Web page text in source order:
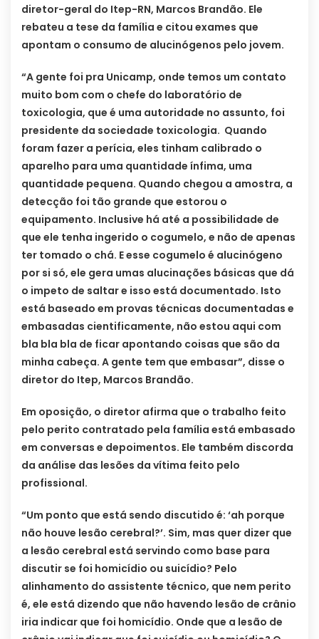
diretor-geral do Itep-RN, Marcos Brandão. Ele
rebateu a tese da família e citou exames que
apontam o consumo de alucinógenos pelo jovem.
“A gente foi pra Unicamp, onde temos um contato
muito bom com o chefe do laboratório de
toxicologia, que é uma autoridade no assunto, foi
presidente da sociedade toxicologia. Quando
foram fazer a perícia, eles tinham calibrado o
aparelho para uma quantidade ínfima, uma
quantidade pequena. Quando chegou a amostra, a
detecção foi tão grande que estorou o
equipamento. Inclusive há até a possibilidade de
que ele tenha ingerido o cogumelo, e não de apenas
ter tomado o chá. E esse cogumelo é alucinógeno
por si só, ele gera umas alucinações básicas que dá
o impeto de saltar e isso está documentado. Isto
está baseado em provas técnicas documentadas e
embasadas cientificamente, não estou aqui com
bla bla bla de ficar apontando coisas que são da
minha cabeça. A gente tem que embasar”, disse o
diretor do Itep, Marcos Brandão.
Em oposição, o diretor afirma que o trabalho feito
pelo perito contratado pela família está embasado
em conversas e depoimentos. Ele também discorda
da análise das lesões da vítima feito pelo
profissional.
“Um ponto que está sendo discutido é: ‘ah porque
não houve lesão cerebral?’. Sim, mas quer dizer que
a lesão cerebral está servindo como base para
discutir se foi homicídio ou suicídio? Pelo
alinhamento do assistente técnico, que nem perito
é, ele está dizendo que não havendo lesão de crânio
iria indicar que foi homicídio. Onde que a lesão de